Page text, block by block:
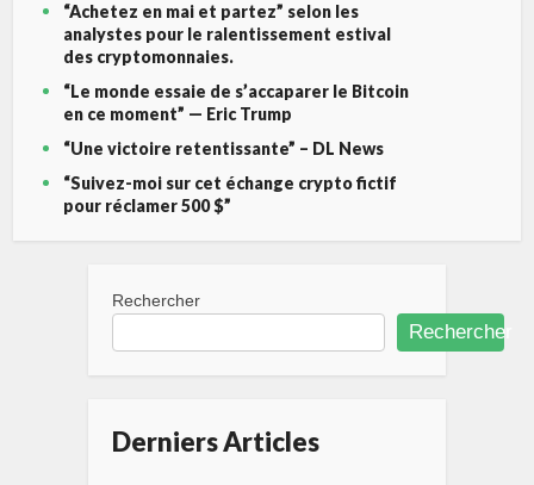
“Achetez en mai et partez” selon les
analystes pour le ralentissement estival
des cryptomonnaies.
“Le monde essaie de s’accaparer le Bitcoin
en ce moment” — Eric Trump
“Une victoire retentissante” – DL News
“Suivez-moi sur cet échange crypto fictif
pour réclamer 500 $”
Rechercher
Rechercher
Derniers Articles